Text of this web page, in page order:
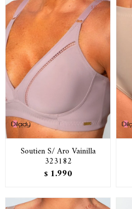
Soutien S/ Aro Vainilla
323182
$ 1.990